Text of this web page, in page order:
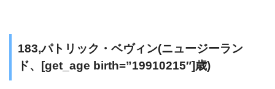
183,パトリック・ベヴィン(ニュージーラン
ド、[get_age birth=”19910215″]歳)